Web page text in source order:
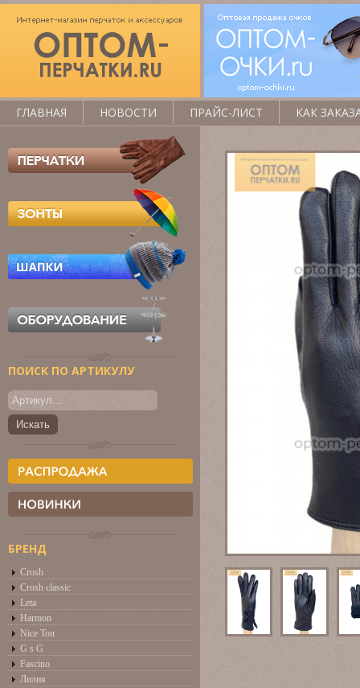
ПОИСК ПО АРТИКУЛУ
БРЕНД
Crosh
Crosh classic
Leta
Harmon
Nice Ton
G s G
Fascino
Лилия
ГЛАВНАЯ НОВОСТИ ПРАЙС-ЛИСТ КАК